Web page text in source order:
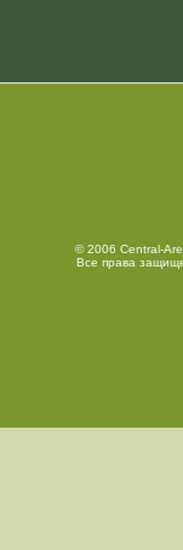
© 2006 Central-
Все права